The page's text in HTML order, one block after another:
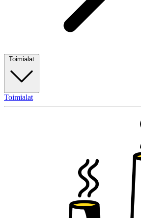
Toimialat
Toimialat